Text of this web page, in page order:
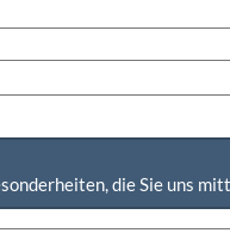
die Sie uns